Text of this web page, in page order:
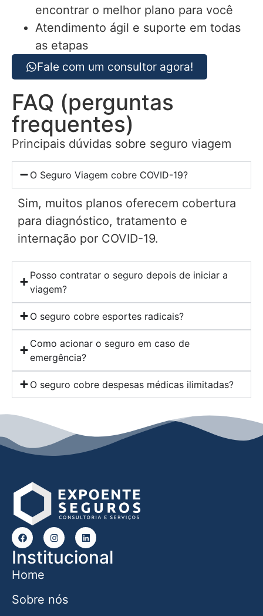
encontrar o melhor plano para você
Atendimento ágil e suporte em todas
as etapas
Fale com um consultor agora!
FAQ (perguntas
frequentes)
Principais dúvidas sobre seguro viagem
O Seguro Viagem cobre COVID-19?
Sim, muitos planos oferecem cobertura
para diagnóstico, tratamento e
internação por COVID-19.
Posso contratar o seguro depois de iniciar a
viagem?
O seguro cobre esportes radicais?
Como acionar o seguro em caso de
emergência?
O seguro cobre despesas médicas ilimitadas?
Institucional
Home
Sobre nós